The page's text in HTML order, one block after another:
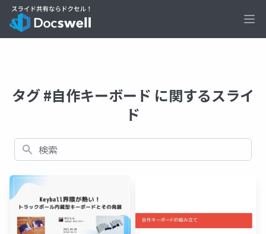
タグ #自作キーボード に関するスライ
ド
検索